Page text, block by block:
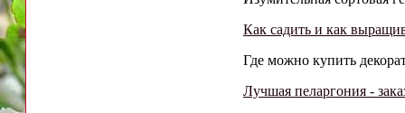
Как садить и как
Где можно купить
Лучшая пеларгония -